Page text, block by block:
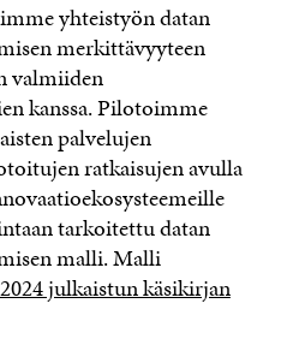
yhteistyön datan
merkittävyyteen
valmiiden
kanssa. Pilotoimme
palvelujen
ratkaisujen avulla
tarkoitettu datan
malli. Malli
julkaistun käsikirjan